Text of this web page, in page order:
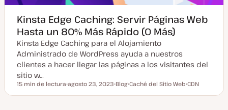
Kinsta Edge Caching: Servir Páginas Web
Hasta un 80% Más Rápido (O Más)
Kinsta Edge Caching para el Alojamiento
Administrado de WordPress ayuda a nuestros
clientes a hacer llegar las páginas a los visitantes del
sitio w…
Tiempo de lectura
15 min de lectura
e
agosto 23, 2023
i
Blog
e
Caché del Sitio Web
e
CDN